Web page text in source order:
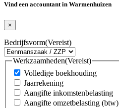
Vind een accountant in Warmenhuizen
×
Bedrijfsvorm(Vereist)
Werkzaamheden(Vereist)
Volledige boekhouding
Jaarrekening
Aangifte inkomstenbelasting
Aangifte omzetbelasting (btw)